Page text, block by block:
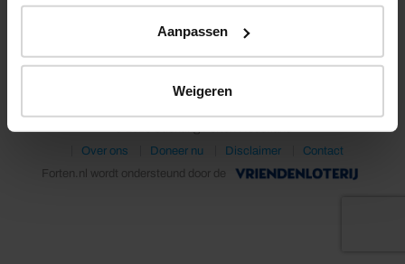
Aanpassen
Weigeren
© 2026 Stichting Forten Nederland
Over ons
Doneer nu Disclaimer
Contact
Forten.nl wordt ondersteund door de